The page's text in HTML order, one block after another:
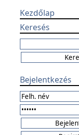
Kezdőlap
Keresés
Bejelentkezés